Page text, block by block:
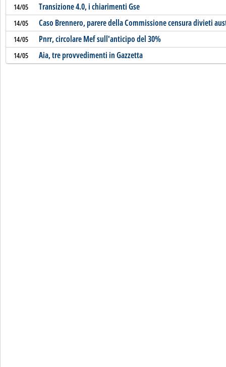
14/05 Transizione 4.0, i chiarimenti Gse
14/05 Caso Brennero, parere della Commissione censura divieti
14/05 Pnrr, circolare Mef sull'anticipo del 30%
14/05 Aia, tre provvedimenti in Gazzetta